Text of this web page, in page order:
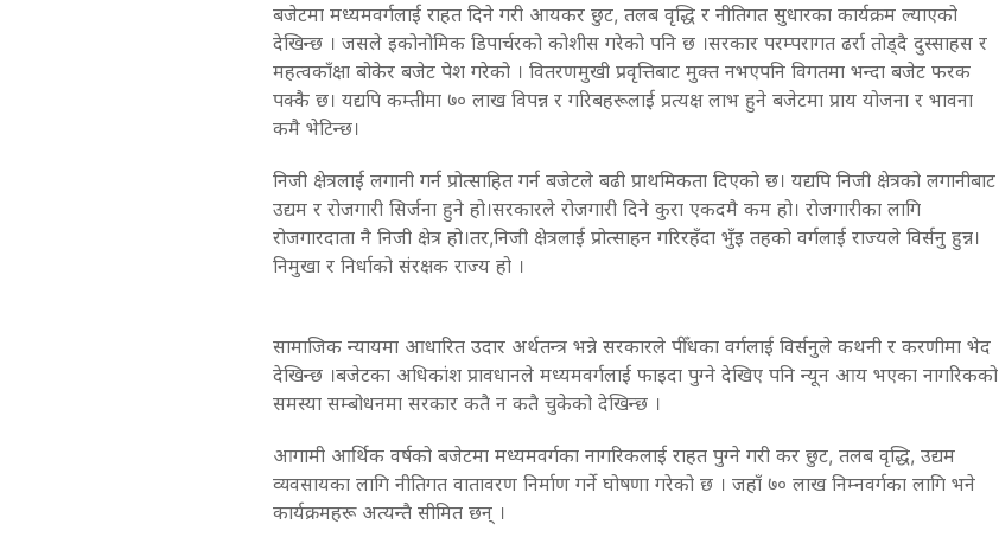
बजेटमा मध्यमवर्गलाई राहत दिने गरी आयकर छुट, तलब वृद्धि र नीतिगत सुधारका कार्यक्रम ल्याएको
देखिन्छ । जसले इकोनोमिक डिपार्चरको कोशीस गरेको पनि छ ।सरकार परम्परागत ढर्रा तोड्दै दुस्साहस र
महत्वकाँक्षा बोकेर बजेट पेश गरेको । वितरणमुखी प्रवृत्तिबाट मुक्त नभएपनि विगतमा भन्दा बजेट फरक
पक्कै छ। यद्यपि कम्तीमा ७० लाख विपन्न र गरिबहरूलाई प्रत्यक्ष लाभ हुने बजेटमा प्राय योजना र भावना
कमै भेटिन्छ।
निजी क्षेत्रलाई लगानी गर्न प्रोत्साहित गर्न बजेटले बढी प्राथमिकता दिएको छ। यद्यपि निजी क्षेत्रको लगानीबाट
उद्यम र रोजगारी सिर्जना हुने हो।सरकारले रोजगारी दिने कुरा एकदमै कम हो। रोजगारीका लागि
रोजगारदाता नै निजी क्षेत्र हो।तर,निजी क्षेत्रलाई प्रोत्साहन गरिरहँदा भुँइ तहको वर्गलाई राज्यले विर्सनु हुन्न।
निमुखा र निर्धाको संरक्षक राज्य हो ।
सामाजिक न्यायमा आधारित उदार अर्थतन्त्र भन्ने सरकारले पीँधका वर्गलाई विर्सनुले कथनी र करणीमा भेद
देखिन्छ ।बजेटका अधिकांश प्रावधानले मध्यमवर्गलाई फाइदा पुग्ने देखिए पनि न्यून आय भएका नागरिकको
समस्या सम्बोधनमा सरकार कतै न कतै चुकेको देखिन्छ ।
आगामी आर्थिक वर्षको बजेटमा मध्यमवर्गका नागरिकलाई राहत पुग्ने गरी कर छुट, तलब वृद्धि, उद्यम
व्यवसायका लागि नीतिगत वातावरण निर्माण गर्ने घोषणा गरेको छ । जहाँ ७० लाख निम्नवर्गका लागि भने
कार्यक्रमहरू अत्यन्तै सीमित छन् ।